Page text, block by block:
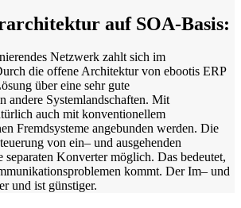
auf SOA-Basis:
Netzwerk zahlt sich im
die offene Architektur von ebootis ERP
über eine sehr gute
andere Systemlandschaften. Mit
auch mit konventionellem
Fremdsysteme angebunden werden. Die
von ein– und ausgehenden
separaten Konverter möglich. Das bedeutet,
kommt. Der Im– und
und ist günstiger.